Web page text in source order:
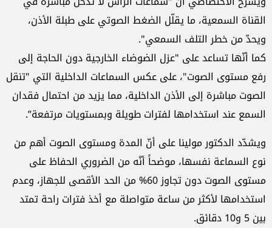
القناة السمعية، ما يقلّل الضغط الصوتي على طبلة الأذن،
ويحدّ من خطر التلف السمعي".
كما أنّها تساعد على "عزل الضوضاء الخارجية دون الحاجة إلى
رفع مستوى الصوت"، على عكس السماعات الداخلية التي "تنقل
الصوت مباشرة إلى الأذن الداخلية، مما يزيد من احتمال فقدان
السمع عند استخدامها لفترات طويلة وبمستويات مرتفعة”.
ويشدّد الدكتور مولينا على أنّ المدة ومستوى الصوت أهم من
نوع السماعة نفسها، موضحاً أنّه من الضروري الحفاظ على
مستوى الصوت دون تجاوز 60% من الحد الأقصى للجهاز، وعدم
استخدامها لأكثر من ساعة متواصلة مع أخذ فترات راحة تمتد
بين 5 و10 دقائق.